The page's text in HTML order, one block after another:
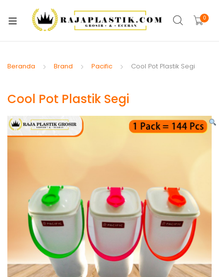
0
Beranda Brand Pacific Cool Pot Plastik Segi
Cool Pot Plastik Segi